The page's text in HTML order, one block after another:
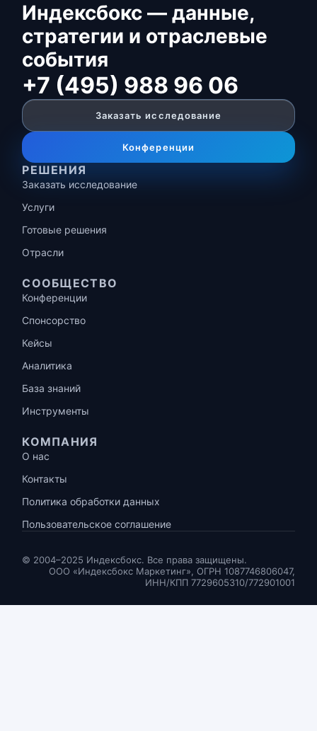
Индексбокс — данные,
стратегии и отраслевые
события
+7 (495) 988 96 06
Заказать исследование
Конференции
РЕШЕНИЯ
Заказать исследование
Услуги
Готовые решения
Отрасли
СООБЩЕСТВО
Конференции
Спонсорство
Кейсы
Аналитика
База знаний
Инструменты
КОМПАНИЯ
О нас
Контакты
Политика обработки данных
Пользовательское соглашение
© 2004–2025 Индексбокс. Все права защищены.
ООО «Индексбокс Маркетинг», ОГРН 1087746806047,
ИНН/КПП 7729605310/772901001